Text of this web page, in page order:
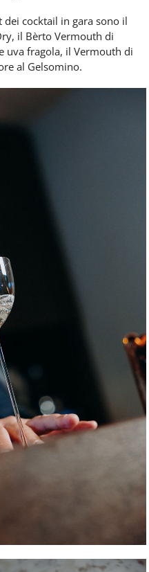
cocktail in gara sono il
il Bèrto Vermouth di
uva fragola, il Vermouth di
al Gelsomino.